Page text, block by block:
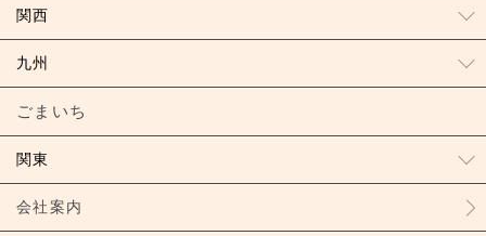
関西
九州
ごまいち
関東
会社案内